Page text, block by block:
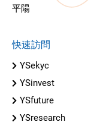
平陽
快速訪問
YSekyc
YSinvest
YSfuture
YSresearch